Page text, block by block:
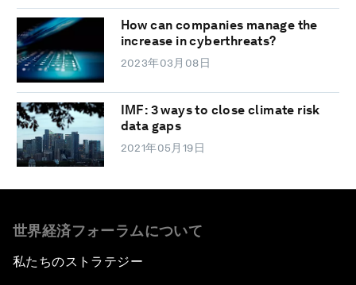
How can companies manage the
increase in cyberthreats?
2023年03月08日
IMF: 3 ways to close climate risk
data gaps
2021年05月19日
世界経済フォーラムについて
私たちのストラテジー